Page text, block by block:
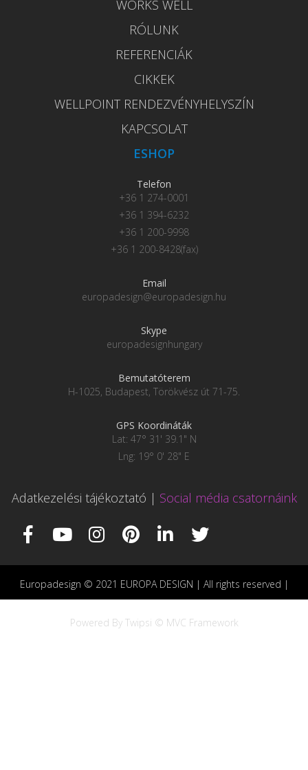
WORKS WELL
RÓLUNK
REFERENCIÁK
CIKKEK
WELLPOINT RENDEZVÉNYHELYSZÍN
KAPCSOLAT
ESHOP
Telefon
+36 1 274-0001
+36 1 394-6232
+36 1 200-9998
+36 1 200-8428(fax)
Email
europadesign@europadesign.hu
Skype
europadesignhungary
Bemutatóterem
H-1025, Budapest, Törökvész út 71-75.
GPS Koordináták
Lat: 47° 31' 39.1" N
Lng: 19° 0' 28" E
Adatkezelési tájékoztató | Social média csatornáink
Europadesign © 2021 EUROPA DESIGN | All rights reserved |
Powered By Twipsi © MVC Framework